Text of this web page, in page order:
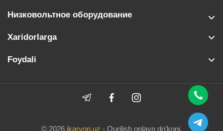
Низковольтное оборудование
Xaridorlarga
Foydali
© 2026 ikarvon.uz - Qurilish onlayn do'koni.